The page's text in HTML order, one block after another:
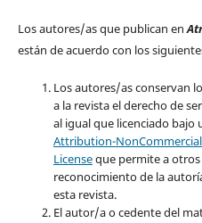
Los autores/as que publican en
están de acuerdo con los
Los autores/as conservan
a la revista el derecho de
al igual que licenciado bajo
Attribution-
Licenseque permite a
reconocimiento de la
esta revista.
El autor/a o cedente del